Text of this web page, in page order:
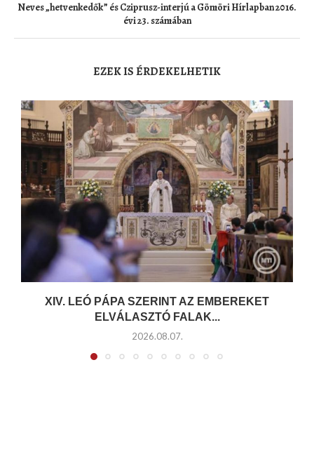
Neves „hetvenkedők” és Cziprusz-interjú a Gömöri Hírlapban 2016.
évi 23. számában
EZEK IS ÉRDEKELHETIK
XIV. LEÓ PÁPA SZERINT AZ EMBEREKET
ELVÁLASZTÓ FALAK...
2026.08.07.